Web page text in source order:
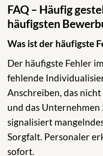
FAQ – Häufig
häufigsten
Was ist der häufigste
Der häufigste Fehler
fehlende
Anschreiben, das
und das
signalisiert
Sorgfalt. Personaler
sofort.